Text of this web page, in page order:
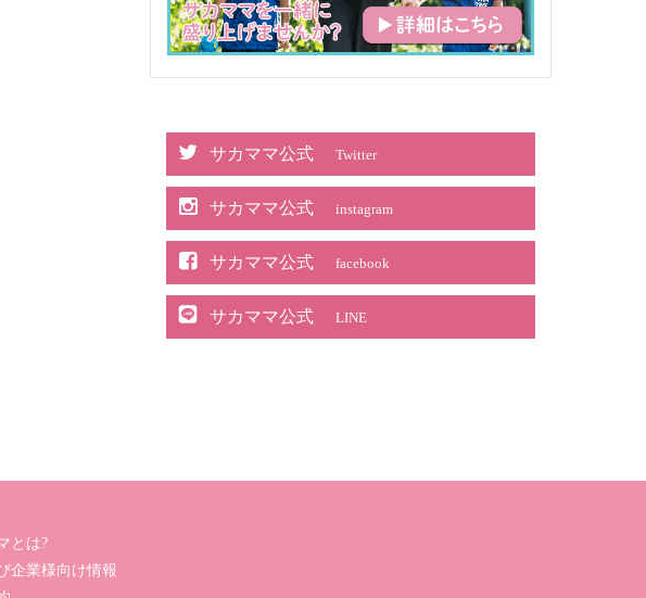
サカママ公式 Twitter
サカママ公式 instagram
サカママ公式 facebook
サカママ公式 LINE
とは?
企業様向け情報